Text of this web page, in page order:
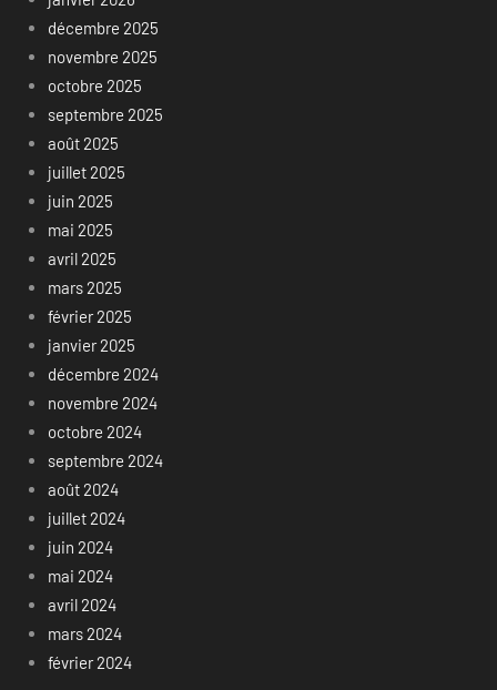
décembre 2025
novembre 2025
octobre 2025
septembre 2025
août 2025
juillet 2025
juin 2025
mai 2025
avril 2025
mars 2025
février 2025
janvier 2025
décembre 2024
novembre 2024
octobre 2024
septembre 2024
août 2024
juillet 2024
juin 2024
mai 2024
avril 2024
mars 2024
février 2024